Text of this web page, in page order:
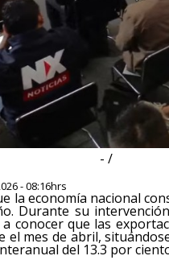
- /
- 08:16hrs
la economía nacional
Durante su
conocer que las
el mes de abril,
del 13.3 por